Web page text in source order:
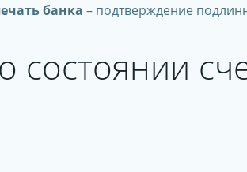
банка – подтверждение
состоянии